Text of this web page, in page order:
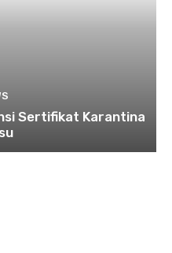
Sertifikat Karantina